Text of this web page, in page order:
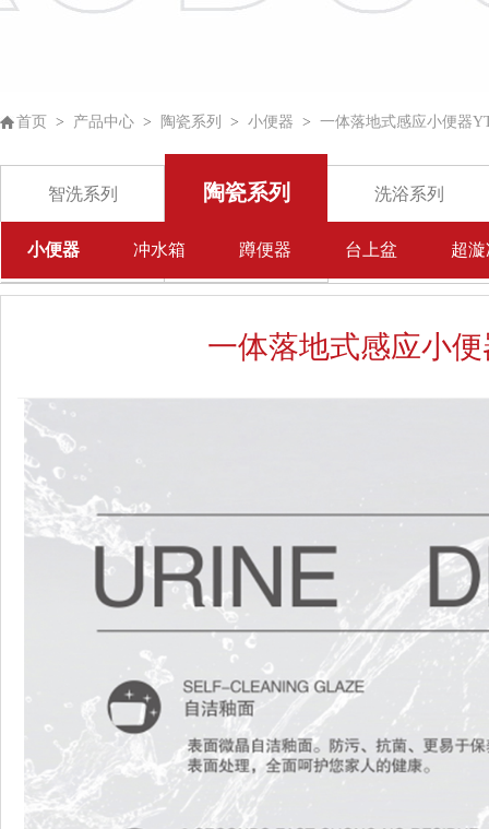
首页 > 产品中心> 陶瓷系列 > 小便器 > 一体落地式感应小便器
智洗系列 陶瓷系列
小便器 冲水箱 蹲便器 台上盆 超
洗浴系列
五金挂件 其他
一体落地式感应小便